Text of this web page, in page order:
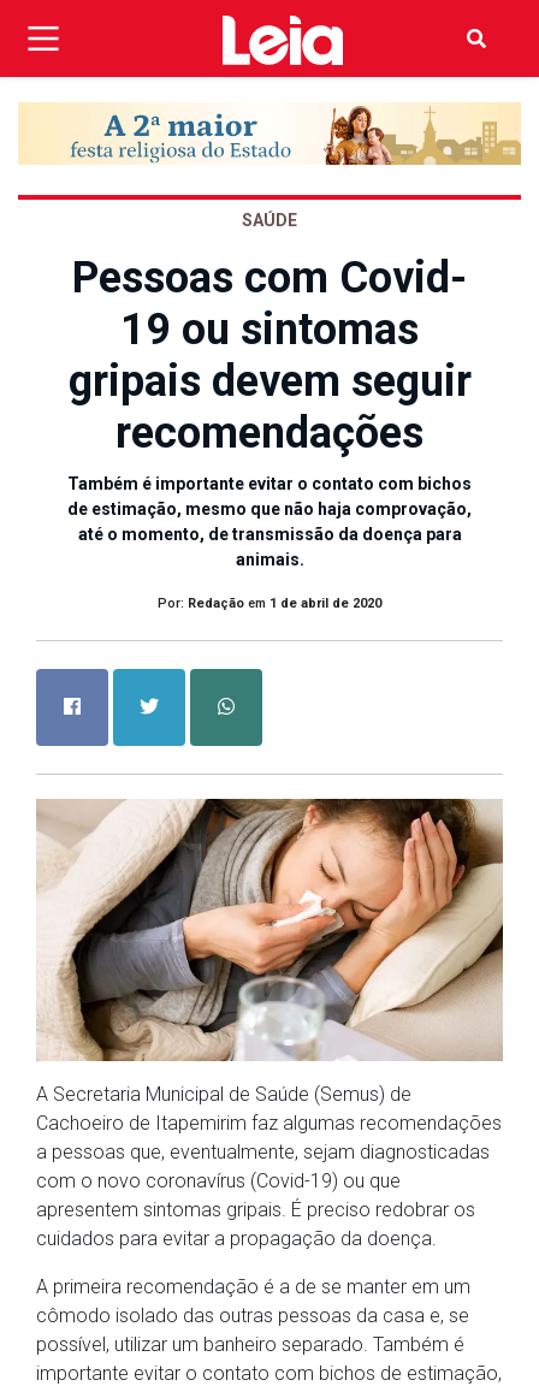
SAÚDE
Pessoas com Covid-
19 ou sintomas
gripais devem seguir
recomendações
Também é importante evitar o contato com bichos
de estimação, mesmo que não haja comprovação,
até o momento, de transmissão da doença para
animais.
Por: Redação em 1 de abril de 2020
A Secretaria Municipal de Saúde (Semus) de
Cachoeiro de Itapemirim faz algumas recomendações
a pessoas que, eventualmente, sejam diagnosticadas
com o novo coronavírus (Covid-19) ou que
apresentem sintomas gripais. É preciso redobrar os
cuidados para evitar a propagação da doença.
A primeira recomendação é a de se manter em um
cômodo isolado das outras pessoas da casa e, se
possível, utilizar um banheiro separado. Também é
importante evitar o contato com bichos de estimação,